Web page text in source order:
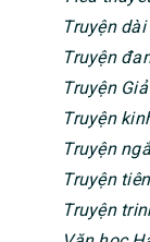
Truyện dài
Truyện
Truyện
Truyện
Truyện
Truyện
Truyện